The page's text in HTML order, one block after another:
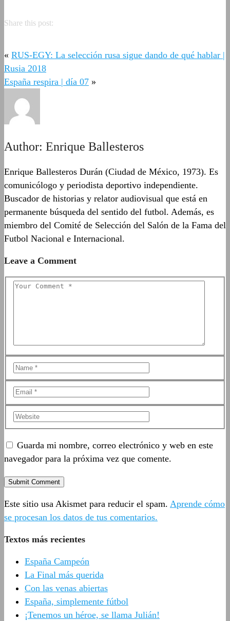
Share this post:
« RUS-EGY: La selección rusa sigue dando de qué hablar |
Rusia 2018
España respira | día 07 »
Author: Enrique Ballesteros
Enrique Ballesteros Durán (Ciudad de México, 1973). Es
comunicólogo y periodista deportivo independiente.
Buscador de historias y relator audiovisual que está en
permanente búsqueda del sentido del futbol. Además, es
miembro del Comité de Selección del Salón de la Fama del
Futbol Nacional e Internacional.
Leave a Comment
Guarda mi nombre, correo electrónico y web en este
navegador para la próxima vez que comente.
Este sitio usa Akismet para reducir el spam. Aprende cómo
se procesan los datos de tus comentarios.
Textos más recientes
España Campeón
La Final más querida
Con las venas abiertas
España, simplemente fútbol
¡Tenemos un héroe, se llama Julián!